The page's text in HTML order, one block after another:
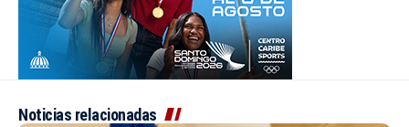
Noticias relacionadas